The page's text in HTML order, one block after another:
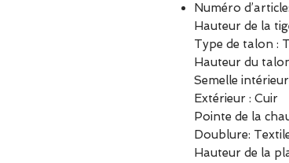
Numéro
Hauteur de la
Type de talon :
Hauteur du
Semelle
Extérieur : Cuir
Pointe de la
Doublure:
Hauteur de la